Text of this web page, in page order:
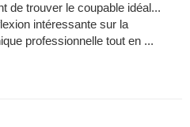
de trouver le coupable idéal...
intéressante sur la
professionnelle tout en ...